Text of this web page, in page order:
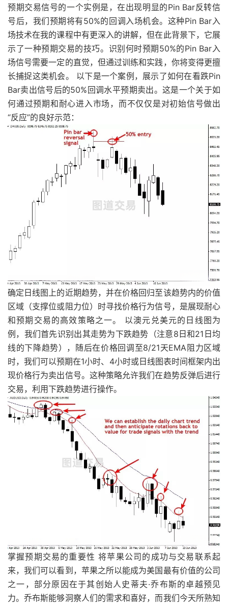
预期交易信号的一个实例是，在出现明显的Pin Bar反转信
号后，我们预期将有50%的回调入场机会。这种Pin Bar入
场技术在我的课程中有更深入的讲解，但在此背景下，它展
示了一种预期交易的技巧。识别何时预期50%的Pin Bar入
场信号需要一定的直觉，但通过训练和实践，你将变得更擅
长捕捉这类机会。 以下是一个案例，展示了如何在看跌Pin
Bar卖出信号后的50%回调水平预期卖出。这是一个关于如
何通过预期和耐心进入市场，而不仅仅是对初始信号做出
“反应”的良好示范：
确定日线图上的近期趋势，并在价格回归至该趋势内的价值
区域（支撑位或阻力位）时寻找价格行为信号，是展现耐心
和预期交易的高效策略之一。 以澳元兑美元的日线图为
例，我们首先识别出其走势为下跌趋势（注意8日和21日均
线的下降趋势），随后在价格回调至8/21天EMA阻力区域
时，我们可以预期在1小时、4小时或日线图表时间框架内出
现价格行为卖出信号。这种策略允许我们在趋势反弹后进行
交易，利用下跌趋势进行操作。
掌握预期交易的重要性 将苹果公司的成功与交易联系起
来，我们可以看到，苹果之所以能成为美国最有价值的公司
之一，部分原因在于其创始人史蒂夫·乔布斯的卓越预见
力。乔布斯能够洞察人们的需求和喜好，而我们今天所熟知